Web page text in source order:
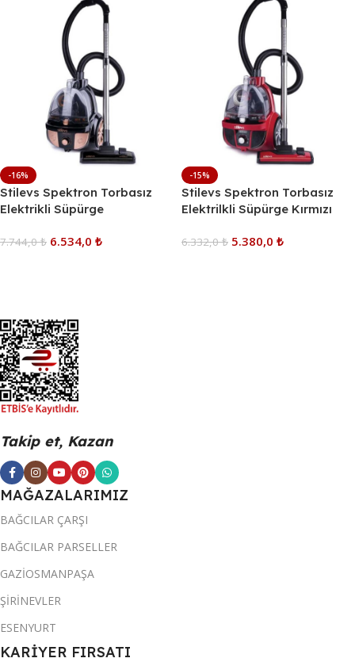
-16%
Stilevs Spektron Torbasız
Elektrikli Süpürge
7.744,0₺ 6.534,0 ₺
-15%
Stilevs Spektron Torbasız
Elektrilkli Süpürge Kırmızı
6.332,0₺ 5.380,0 ₺
Takip et, Kazan
MAĞAZALARIMIZ
BAĞCILAR ÇARŞI
BAĞCILAR PARSELLER
GAZİOSMANPAŞA
ŞİRİNEVLER
ESENYURT
KARİYER FIRSATI